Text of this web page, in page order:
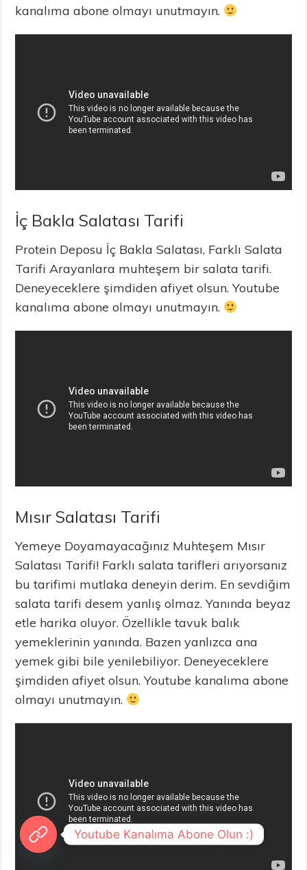
kanalıma abone olmayı unutmayın.
İç Bakla Salatası Tarifi
Protein Deposu İç Bakla Salatası, Farklı Salata
Tarifi Arayanlara muhteşem bir salata tarifi.
Deneyeceklere şimdiden afiyet olsun. Youtube
kanalıma abone olmayı unutmayın.
Mısır Salatası Tarifi
Yemeye Doyamayacağınız Muhteşem Mısır
Salatası Tarifi! Farklı salata tarifleri arıyorsanız
bu tarifimi mutlaka deneyin derim. En sevdiğim
salata tarifi desem yanlış olmaz. Yanında beyaz
etle harika oluyor. Özellikle tavuk balık
yemeklerinin yanında. Bazen yanlızca ana
yemek gibi bile yenilebiliyor. Deneyeceklere
şimdiden afiyet olsun. Youtube kanalıma abone
olmayı unutmayın.
Youtube Kanalıma Abone Olun :)